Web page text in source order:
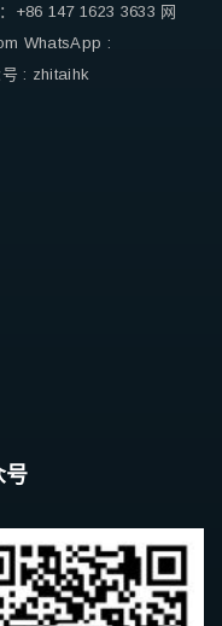
+86 147 1623 3633 网
WhatsApp :
: zhitaihk